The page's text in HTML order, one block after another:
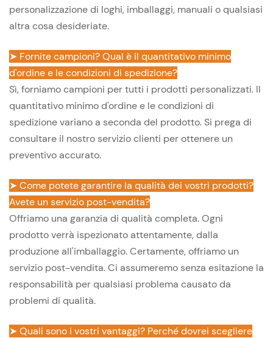
personalizzazione di loghi, imballaggi, manuali o qualsiasi
altra cosa desideriate.
➤ Fornite campioni? Qual è il quantitativo minimo
d'ordine e le condizioni di spedizione?
Sì, forniamo campioni per tutti i prodotti personalizzati. Il
quantitativo minimo d'ordine e le condizioni di
spedizione variano a seconda del prodotto. Si prega di
consultare il nostro servizio clienti per ottenere un
preventivo accurato.
➤ Come potete garantire la qualità dei vostri prodotti?
Avete un servizio post-vendita?
Offriamo una garanzia di qualità completa. Ogni
prodotto verrà ispezionato attentamente, dalla
produzione all'imballaggio. Certamente, offriamo un
servizio post-vendita. Ci assumeremo senza esitazione la
responsabilità per qualsiasi problema causato da
problemi di qualità.
➤ Quali sono i vostri vantaggi? Perché dovrei scegliere